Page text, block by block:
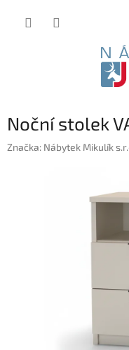
Noční stolek
Značka: Nábytek Mikulík